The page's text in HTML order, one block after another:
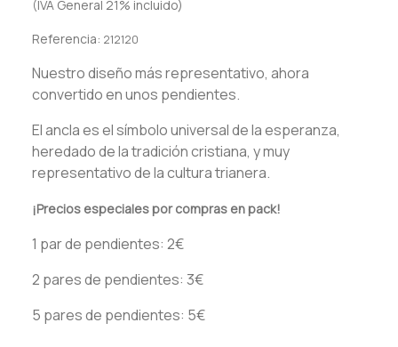
(IVA General 21% incluido)
Referencia: 212120
Nuestro diseño más representativo, ahora
convertido en unos pendientes.
El ancla es el símbolo universal de la esperanza,
heredado de la tradición cristiana, y muy
representativo de la cultura trianera.
¡Precios especiales por compras en pack!
1 par de pendientes: 2€
2 pares de pendientes: 3€
5 pares de pendientes: 5€